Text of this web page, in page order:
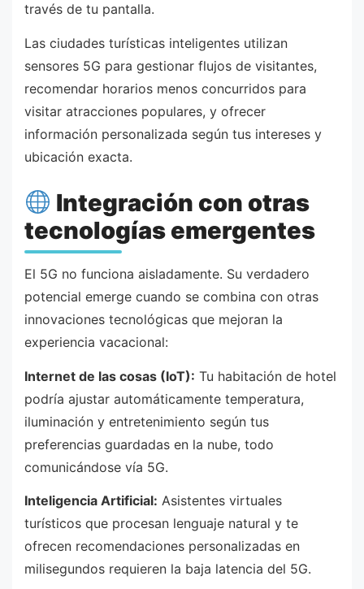
través de tu pantalla.
Las ciudades turísticas inteligentes utilizan
sensores 5G para gestionar flujos de visitantes,
recomendar horarios menos concurridos para
visitar atracciones populares, y ofrecer
información personalizada según tus intereses y
ubicación exacta.
Integración con otras
tecnologías emergentes
El 5G no funciona aisladamente. Su verdadero
potencial emerge cuando se combina con otras
innovaciones tecnológicas que mejoran la
experiencia vacacional:
Internet de las cosas (IoT): Tu habitación de hotel
podría ajustar automáticamente temperatura,
iluminación y entretenimiento según tus
preferencias guardadas en la nube, todo
comunicándose vía 5G.
Inteligencia Artificial: Asistentes virtuales
turísticos que procesan lenguaje natural y te
ofrecen recomendaciones personalizadas en
milisegundos requieren la baja latencia del 5G.